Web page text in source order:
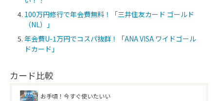
100万円修行で年会費無料！「三井住友カード ゴールド
（NL）」
年会費U-1万円でコスパ抜群！「ANA VISA ワイドゴール
ドカード」
カード比較
お手頃！今すぐ使いたいい